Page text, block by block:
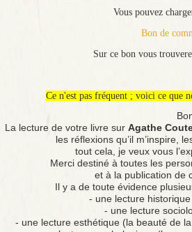
Vous pouvez
Bon de
Sur ce bon vous
Ce n'est pas fréquent ; voici ce que
La lecture de votre livre sur Agathe
les réflexions qu’il m’inspire,
tout cela, je veux vous
Merci destiné à toutes les
et à la publication de
Il y a de toute évidence
- une lecture historique
- une lecture
- une lecture esthétique (la beauté de